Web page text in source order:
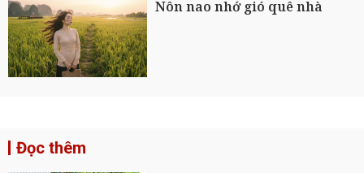
Nôn nao nhớ gió quê nhà
Đọc thêm